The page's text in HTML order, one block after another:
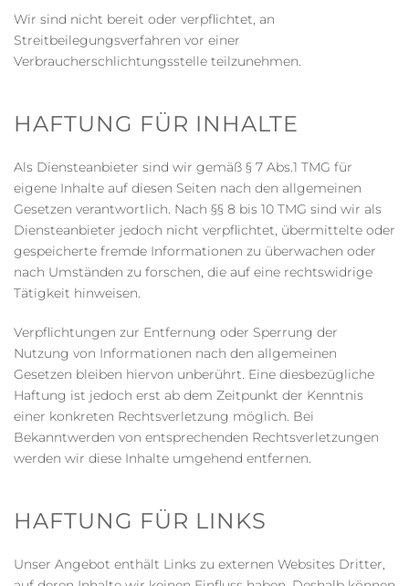
Wir sind nicht bereit oder verpflichtet, an
Streitbeilegungsverfahren vor einer
Verbraucherschlichtungsstelle teilzunehmen.
HAFTUNG FÜR INHALTE
Als Diensteanbieter sind wir gemäß § 7 Abs.1 TMG für
eigene Inhalte auf diesen Seiten nach den allgemeinen
Gesetzen verantwortlich. Nach §§ 8 bis 10 TMG sind wir als
Diensteanbieter jedoch nicht verpflichtet, übermittelte oder
gespeicherte fremde Informationen zu überwachen oder
nach Umständen zu forschen, die auf eine rechtswidrige
Tätigkeit hinweisen.
Verpflichtungen zur Entfernung oder Sperrung der
Nutzung von Informationen nach den allgemeinen
Gesetzen bleiben hiervon unberührt. Eine diesbezügliche
Haftung ist jedoch erst ab dem Zeitpunkt der Kenntnis
einer konkreten Rechtsverletzung möglich. Bei
Bekanntwerden von entsprechenden Rechtsverletzungen
werden wir diese Inhalte umgehend entfernen.
HAFTUNG FÜR LINKS
Unser Angebot enthält Links zu externen Websites Dritter,